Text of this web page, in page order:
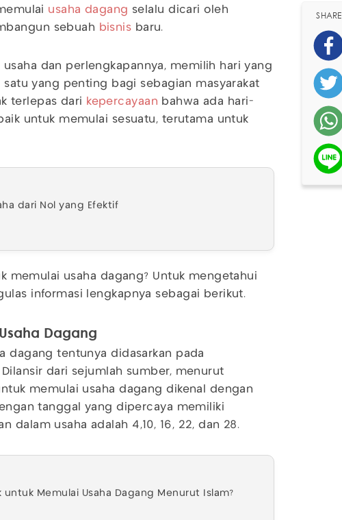
usaha dagang selalu dicari oleh
sebuah bisnis baru.
dan perlengkapannya, memilih hari yang
satu yang penting bagi sebagian masyarakat
terlepas dari kepercayaan bahwa ada hari-
untuk memulai sesuatu, terutama untuk
dari Nol yang Efektif
memulai usaha dagang? Untuk mengetahui
informasi lengkapnya sebagai berikut.
Dagang
dagang tentunya didasarkan pada
dari sejumlah sumber, menurut
memulai usaha dagang dikenal dengan
tanggal yang dipercaya memiliki
dalam usaha adalah 4,10, 16, 22, dan 28.
untuk Memulai Usaha Dagang Menurut Islam?
SHARE